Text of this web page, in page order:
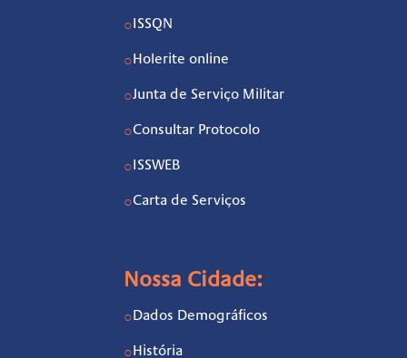
○ ISSQN
○ Holerite online
○Junta de Serviço Militar
○Consultar Protocolo
○ ISSWEB
○Carta de Serviços
Nossa Cidade:
○ Dados Demográficos
○ História